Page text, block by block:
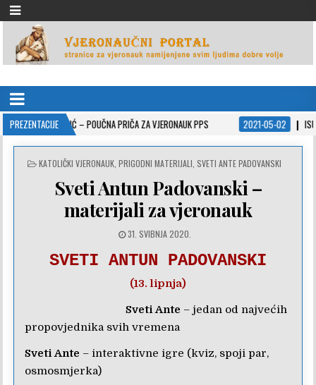
VJERONAUČNI PORTAL
PREZENTACIJE
– POUČNA PRIČA ZA VJERONAUK PPS 2021-05-02 ISUSOVE
POSTED
KATOLIČKI VJERONAUK PRIGODNI MATERIJALI SVETI ANTE PADOVANSKI
Sveti Antun Padovanski –
materijali za vjeronauk
31. SVIBNJA 2020.
SVETI ANTUN PADOVANSKI
(13. lipnja)
Sveti Ante – jedan od najvećih
propovjednika svih vremena
Sveti Ante – interaktivne igre (kviz, spoji par,
osmosmjerka)